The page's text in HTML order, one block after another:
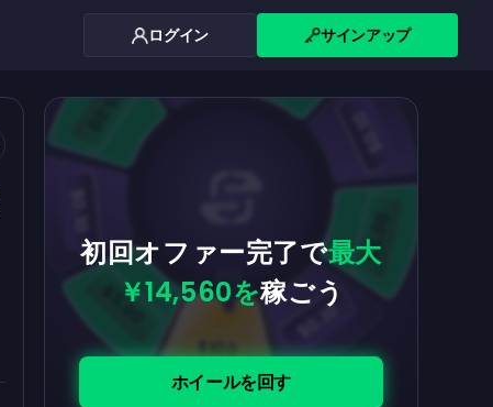
ログイン サインアップ
初回オファー完了で最大
￥14,560を稼ごう
ホイールを回す
$100
$5.00
$5.00
$0.10 $5.00
$5.00
$0.10